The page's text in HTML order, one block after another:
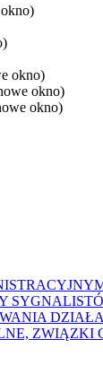
okno)
okno)
okno)
ZWIĄZKI